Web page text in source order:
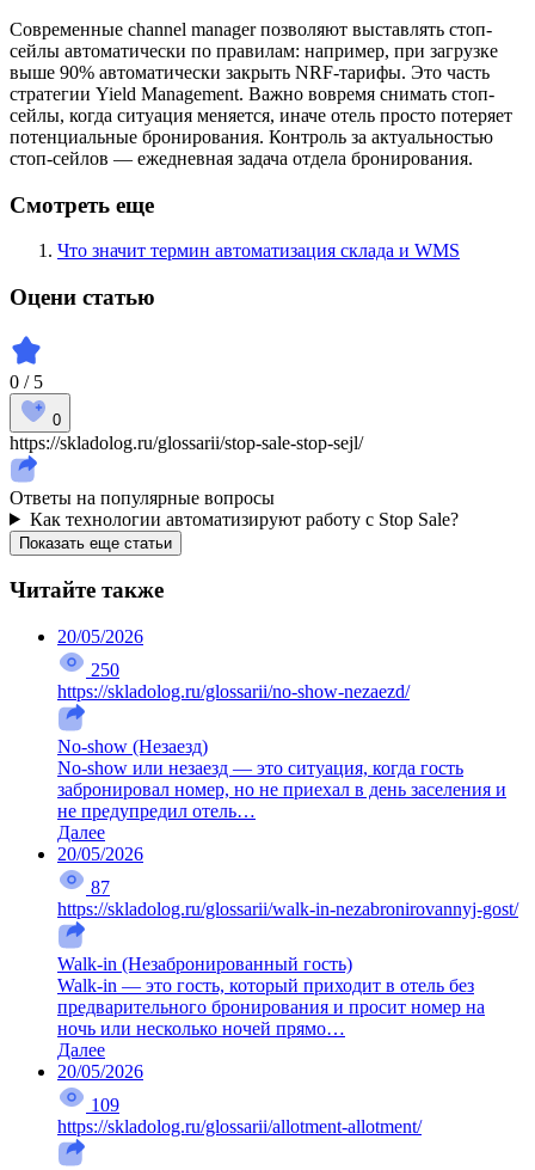
Современные channel manager позволяют выставлять стоп-
сейлы автоматически по правилам: например, при загрузке
выше 90% автоматически закрыть NRF-тарифы. Это часть
стратегии Yield Management. Важно вовремя снимать стоп-
сейлы, когда ситуация меняется, иначе отель просто потеряет
потенциальные бронирования. Контроль за актуальностью
стоп-сейлов — ежедневная задача отдела бронирования.
Смотреть еще
Что значит термин автоматизация склада и WMS
Оцени статью
0 / 5
0
https://skladolog.ru/glossarii/stop-sale-stop-sejl/
Ответы на популярные вопросы
Как технологии автоматизируют работу с Stop Sale?
Показать еще статьи
Читайте также
20/05/2026
250
https://skladolog.ru/glossarii/no-show-nezaezd/
No-show (Незаезд)
No-show или незаезд — это ситуация, когда гость
забронировал номер, но не приехал в день заселения и
не предупредил отель…
Далее
20/05/2026
87
https://skladolog.ru/glossarii/walk-in-nezabronirovannyj-gost/
Walk-in (Незабронированный гость)
Walk-in — это гость, который приходит в отель без
предварительного бронирования и просит номер на
ночь или несколько ночей прямо…
Далее
20/05/2026
109
https://skladolog.ru/glossarii/allotment-allotment/